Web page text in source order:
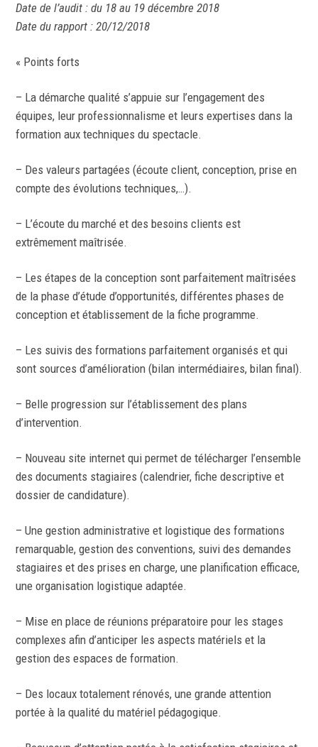
Date de l’audit : du 18 au 19 décembre 2018
Date du rapport : 20/12/2018
« Points forts
– La démarche qualité s’appuie sur l’engagement des
équipes, leur professionnalisme et leurs expertises dans la
formation aux techniques du spectacle.
– Des valeurs partagées (écoute client, conception, prise en
compte des évolutions techniques,…).
– L’écoute du marché et des besoins clients est
extrêmement maîtrisée.
– Les étapes de la conception sont parfaitement maîtrisées
de la phase d’étude d’opportunités, différentes phases de
conception et établissement de la fiche programme.
– Les suivis des formations parfaitement organisés et qui
sont sources d’amélioration (bilan intermédiaires, bilan final).
– Belle progression sur l’établissement des plans
d’intervention.
– Nouveau site internet qui permet de télécharger l’ensemble
des documents stagiaires (calendrier, fiche descriptive et
dossier de candidature).
– Une gestion administrative et logistique des formations
remarquable, gestion des conventions, suivi des demandes
stagiaires et des prises en charge, une planification efficace,
une organisation logistique adaptée.
– Mise en place de réunions préparatoire pour les stages
complexes afin d’anticiper les aspects matériels et la
gestion des espaces de formation.
– Des locaux totalement rénovés, une grande attention
portée à la qualité du matériel pédagogique.